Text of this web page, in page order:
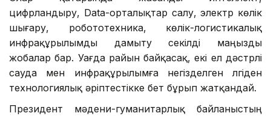
цифрландыру, Data-орталықтар салу, электр көлік
шығару, робототехника, көлік-логистикалық
инфрақұрылымды дамыту секілді маңызды
жобалар бар. Уағда райын байқасақ, екі ел дәстүрлі
сауда мен инфрақұрылымға негізделген үлгіден
технологиялық әріптестікке бет бұрып жатқандай.
Президент мәдени-гуманитарлық байланыстың